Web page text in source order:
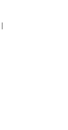
|